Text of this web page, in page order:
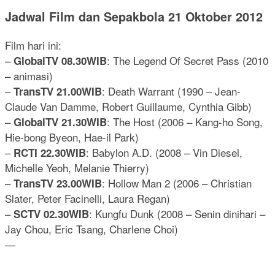
Jadwal Film dan Sepakbola 21 Oktober 2012
Film hari ini:
–GlobalTV 08.30WIB: The Legend Of Secret Pass (2010
– animasi)
–TransTV 21.00WIB: Death Warrant (1990 – Jean-
Claude Van Damme, Robert Guillaume, Cynthia Gibb)
–GlobalTV 21.30WIB: The Host (2006 – Kang-ho Song,
Hie-bong Byeon, Hae-il Park)
– RCTI 22.30WIB: Babylon A.D. (2008 – Vin Diesel,
Michelle Yeoh, Melanie Thierry)
–TransTV 23.00WIB: Hollow Man 2 (2006 – Christian
Slater, Peter Facinelli, Laura Regan)
–SCTV 02.30WIB: Kungfu Dunk (2008 – Senin dinihari –
Jay Chou, Eric Tsang, Charlene Choi)
—